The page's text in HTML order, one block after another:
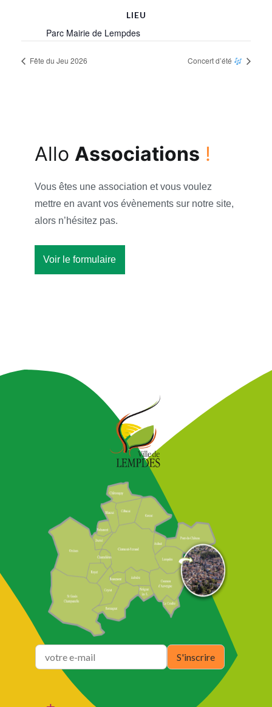
LIEU
Parc Mairie de Lempdes
Fête du Jeu 2026 Concert d’été
Allo Associations !
Vous êtes une association et vous voulez
mettre en avant vos évènements sur notre site,
alors n’hésitez pas.
Voir le formulaire